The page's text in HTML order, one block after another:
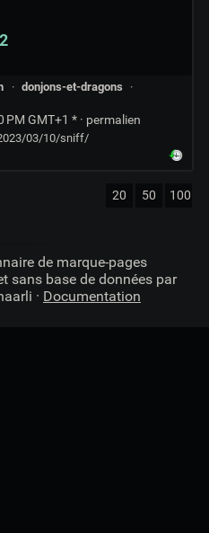
· donjons-et-dragons
·
GMT+1 * · permalien
03/10/sniff/
20 50 100
de marque-pages
sans base de données par
· Documentation